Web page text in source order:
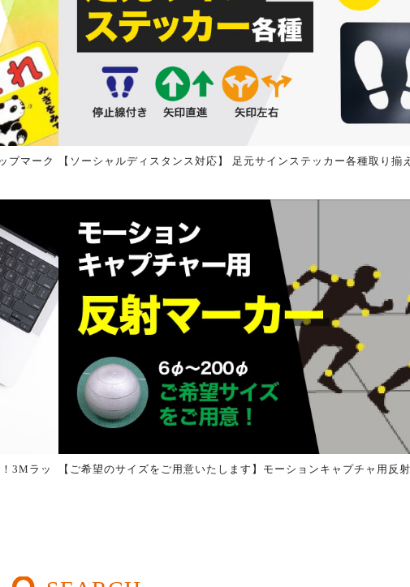
プマーク
【ソーシャルディスタンス対応】 足元サインステッカー各種取り揃
3Mラッ
【ご希望のサイズをご用意いたします】モーションキャプチャ用反